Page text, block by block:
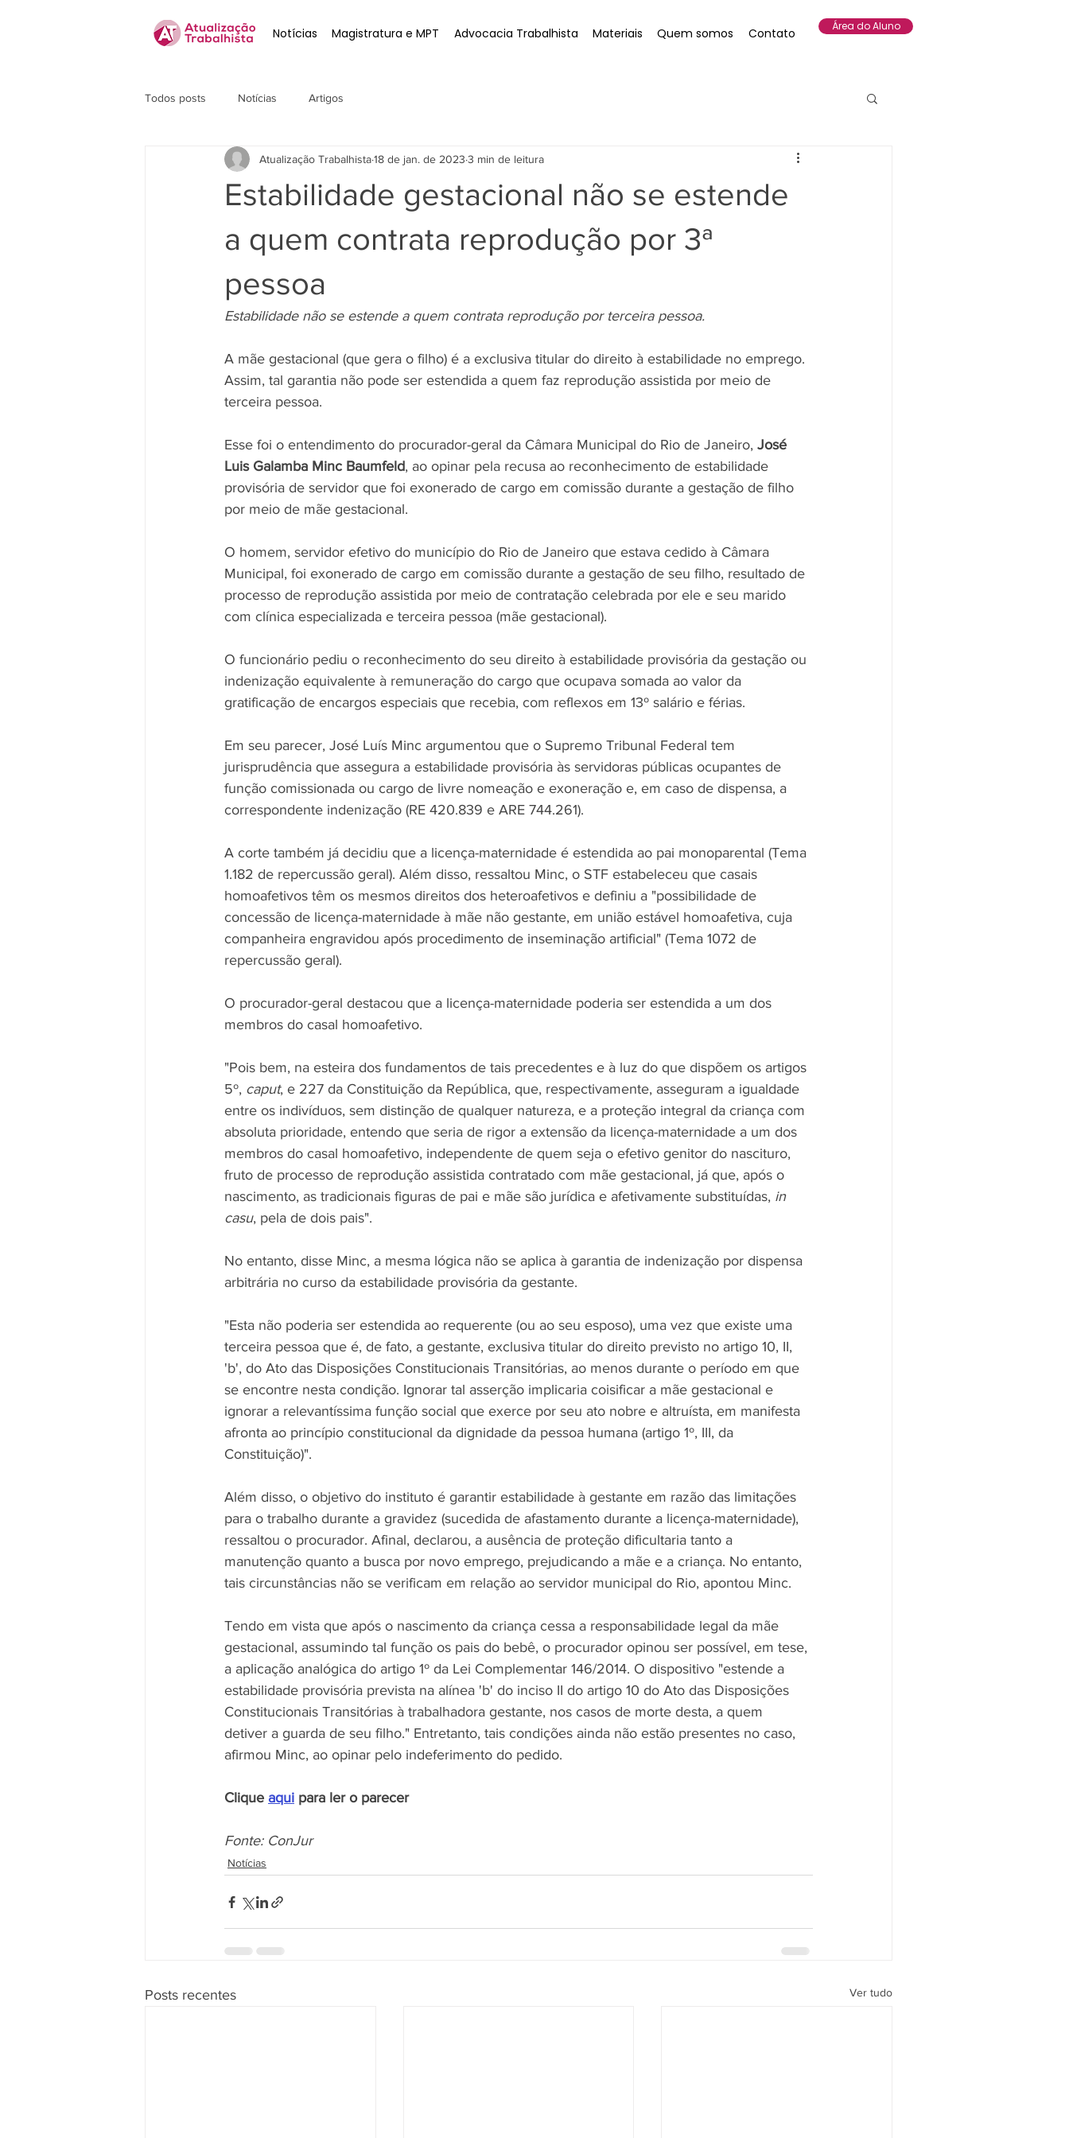
Notícias Magistratura e MPT Advocacia Trabalhista Materiais Quem somos Contato Área do Aluno
Todos posts Notícias Artigos
Estabilidade gestacional não se estende
a quem contrata reprodução por 3ª
pessoa
Atualização Trabalhista18 de jan. de 2023 3 min de leitura
Estabilidade não se estende a quem contrata reprodução por terceira pessoa.
A mãe gestacional (que gera o filho) é a exclusiva titular do direito à estabilidade no emprego.
Assim, tal garantia não pode ser estendida a quem faz reprodução assistida por meio de
terceira pessoa.
Esse foi o entendimento do procurador-geral da Câmara Municipal do Rio de Janeiro, José
Luis Galamba Minc Baumfeld, ao opinar pela recusa ao reconhecimento de estabilidade
provisória de servidor que foi exonerado de cargo em comissão durante a gestação de filho
por meio de mãe gestacional.
O homem, servidor efetivo do município do Rio de Janeiro que estava cedido à Câmara
Municipal, foi exonerado de cargo em comissão durante a gestação de seu filho, resultado de
processo de reprodução assistida por meio de contratação celebrada por ele e seu marido
com clínica especializada e terceira pessoa (mãe gestacional).
O funcionário pediu o reconhecimento do seu direito à estabilidade provisória da gestação ou
indenização equivalente à remuneração do cargo que ocupava somada ao valor da
gratificação de encargos especiais que recebia, com reflexos em 13º salário e férias.
Em seu parecer, José Luís Minc argumentou que o Supremo Tribunal Federal tem
jurisprudência que assegura a estabilidade provisória às servidoras públicas ocupantes de
função comissionada ou cargo de livre nomeação e exoneração e, em caso de dispensa, a
correspondente indenização (RE 420.839 e ARE 744.261).
A corte também já decidiu que a licença-maternidade é estendida ao pai monoparental (Tema
1.182 de repercussão geral). Além disso, ressaltou Minc, o STF estabeleceu que casais
homoafetivos têm os mesmos direitos dos heteroafetivos e definiu a "possibilidade de
concessão de licença-maternidade à mãe não gestante, em união estável homoafetiva, cuja
companheira engravidou após procedimento de inseminação artificial" (Tema 1072 de
repercussão geral).
O procurador-geral destacou que a licença-maternidade poderia ser estendida a um dos
membros do casal homoafetivo.
"Pois bem, na esteira dos fundamentos de tais precedentes e à luz do que dispõem os artigos
5º, caput, e 227 da Constituição da República, que, respectivamente, asseguram a igualdade
entre os indivíduos, sem distinção de qualquer natureza, e a proteção integral da criança com
absoluta prioridade, entendo que seria de rigor a extensão da licença-maternidade a um dos
membros do casal homoafetivo, independente de quem seja o efetivo genitor do nascituro,
fruto de processo de reprodução assistida contratado com mãe gestacional, já que, após o
nascimento, as tradicionais figuras de pai e mãe são jurídica e afetivamente substituídas, in
casu, pela de dois pais".
No entanto, disse Minc, a mesma lógica não se aplica à garantia de indenização por dispensa
arbitrária no curso da estabilidade provisória da gestante.
"Esta não poderia ser estendida ao requerente (ou ao seu esposo), uma vez que existe uma
terceira pessoa que é, de fato, a gestante, exclusiva titular do direito previsto no artigo 10, II,
'b', do Ato das Disposições Constitucionais Transitórias, ao menos durante o período em que
se encontre nesta condição. Ignorar tal asserção implicaria coisificar a mãe gestacional e
ignorar a relevantíssima função social que exerce por seu ato nobre e altruísta, em manifesta
afronta ao princípio constitucional da dignidade da pessoa humana (artigo 1º, III, da
Constituição)".
Além disso, o objetivo do instituto é garantir estabilidade à gestante em razão das limitações
para o trabalho durante a gravidez (sucedida de afastamento durante a licença-maternidade),
ressaltou o procurador. Afinal, declarou, a ausência de proteção dificultaria tanto a
manutenção quanto a busca por novo emprego, prejudicando a mãe e a criança. No entanto,
tais circunstâncias não se verificam em relação ao servidor municipal do Rio, apontou Minc.
Tendo em vista que após o nascimento da criança cessa a responsabilidade legal da mãe
gestacional, assumindo tal função os pais do bebê, o procurador opinou ser possível, em tese,
a aplicação analógica do artigo 1º da Lei Complementar 146/2014. O dispositivo "estende a
estabilidade provisória prevista na alínea 'b' do inciso II do artigo 10 do Ato das Disposições
Constitucionais Transitórias à trabalhadora gestante, nos casos de morte desta, a quem
detiver a guarda de seu filho." Entretanto, tais condições ainda não estão presentes no caso,
afirmou Minc, ao opinar pelo indeferimento do pedido.
Clique aqui para ler o parecer
Fonte: ConJur
Notícias
Posts recentes Ver tudo